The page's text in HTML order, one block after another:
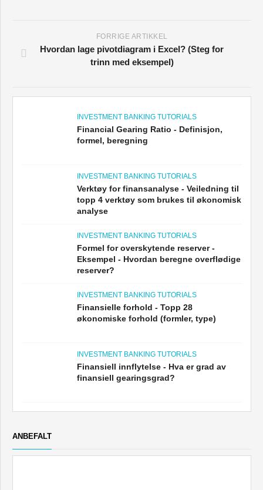
FORRIGE ARTIKKEL
Hvordan lage pivotdiagram i Excel? (Steg for
trinn med eksempel)
INVESTMENT BANKING TUTORIALS
Financial Gearing Ratio - Definisjon,
formel, beregning
INVESTMENT BANKING TUTORIALS
Verktøy for finansanalyse - Veiledning til
topp 4 verktøy som brukes til økonomisk
analyse
INVESTMENT BANKING TUTORIALS
Formel for overskytende reserver -
Eksempel - Hvordan beregne overflødige
reserver?
INVESTMENT BANKING TUTORIALS
Finansielle forhold - Topp 28
økonomiske forhold (formler, type)
INVESTMENT BANKING TUTORIALS
Finansiell innflytelse - Hva er grad av
finansiell gearingsgrad?
ANBEFALT